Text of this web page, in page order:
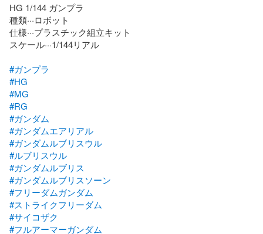
HG 1/144 ガンプラ
種類···ロボット
仕様···プラスチック組立キット
スケール···1/144リアル
#ガンプラ
#HG
#MG
#RG
#ガンダム
#ガンダムエアリアル
#ガンダムルブリスウル
#ルブリスウル
#ガンダムルブリス
#ガンダムルブリスソーン
#フリーダムガンダム
#ストライクフリーダム
#サイコザク
#フルアーマーガンダム